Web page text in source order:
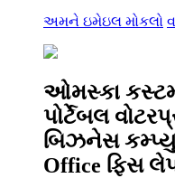
અમને ઇમેઇલ મોકલો
ઓમસ્કા કસ્ટમ
પોર્ટેબલ
બિઝનેસ
Office ફિસ